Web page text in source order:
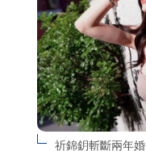
祈錦鈅斬斷兩年